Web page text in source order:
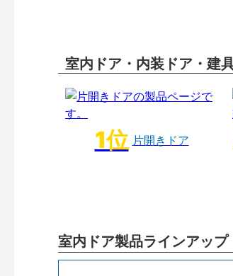
室内ドア・内装ドア・建
片開きドア
室内ドア製品ラインアップ